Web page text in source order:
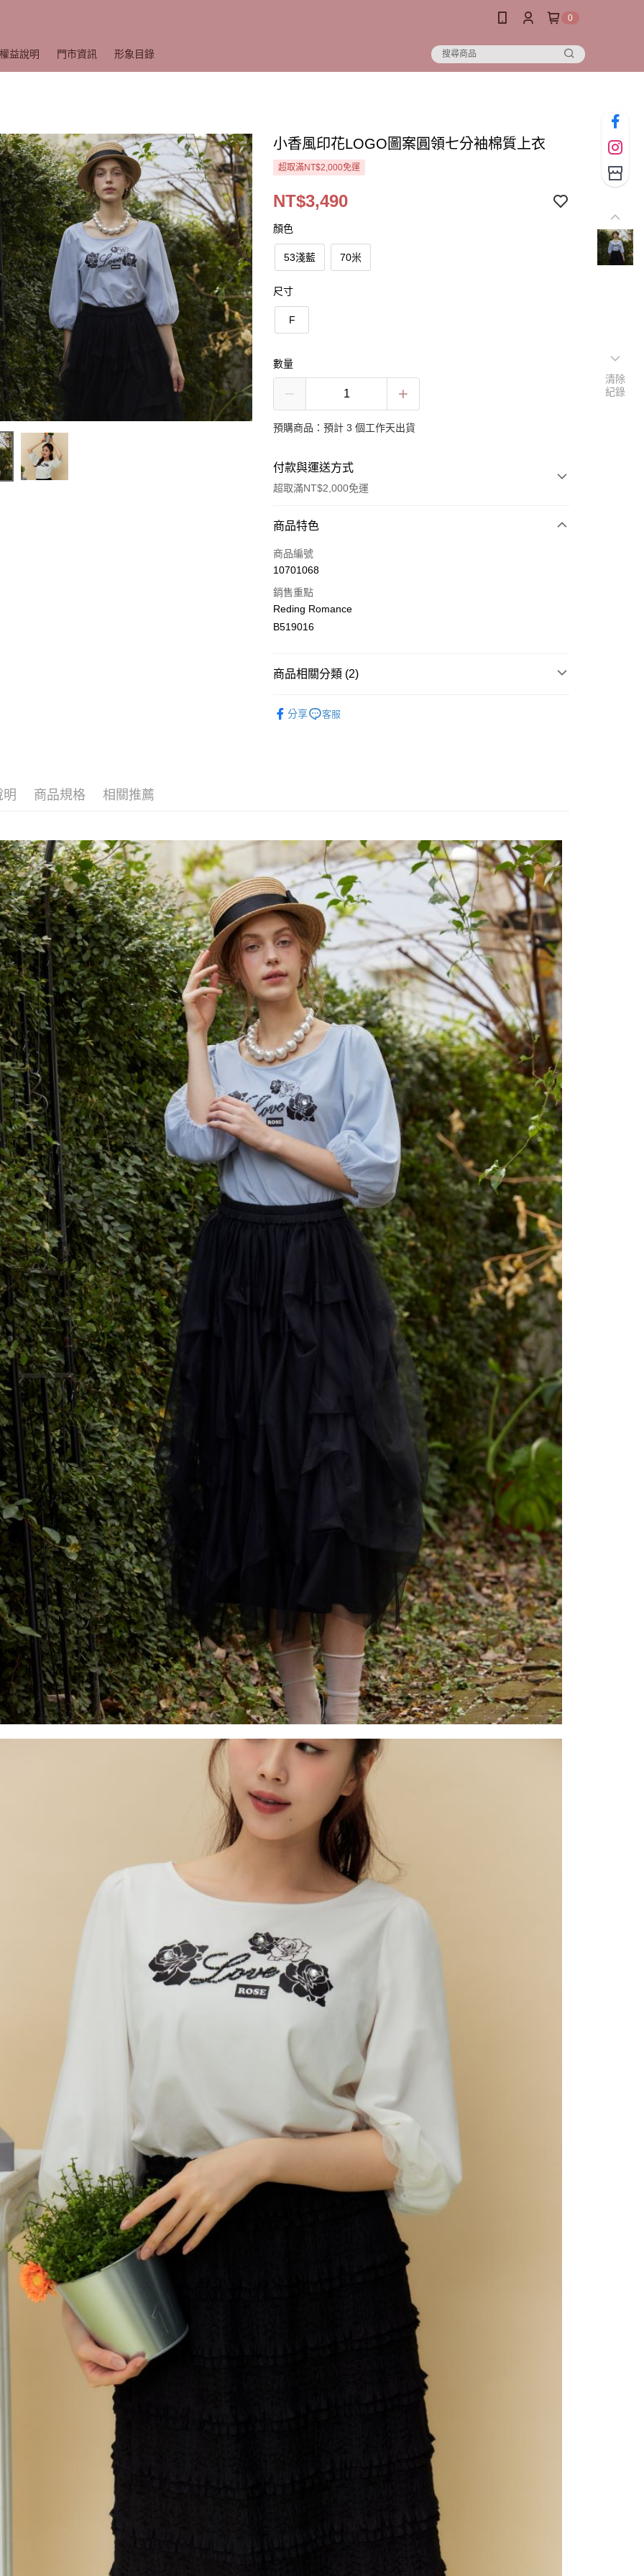
0
益說明 門市資訊 形象目錄
小香風印花LOGO圖案圓領七分袖棉質上衣
超取滿NT$2,000免運
NT$3,490
顏色
53淺藍 70米
尺寸
F
數量
預購商品：預計 3 個工作天出貨
付款與運送方式
超取滿NT$2,000免運
付款方式
信用卡一次付款
Apple Pay
街口支付
付款後7-11取貨
每筆NT$80，滿NT$2,000(含以上)免運費
宅配
每筆NT$80，滿NT$2,000(含以上)免運費
離島
每筆NT$100，滿NT$2,000(含以上)免運費
商品特色
商品編號
10701068
銷售重點
Reding Romance
B519016
商品相關分類 (2)
分享 客服
明 商品規格 相關推薦
清除
紀錄